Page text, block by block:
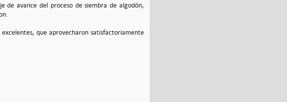
de avance del proceso de siembra de algodón,
que aprovecharon satisfactoriamente